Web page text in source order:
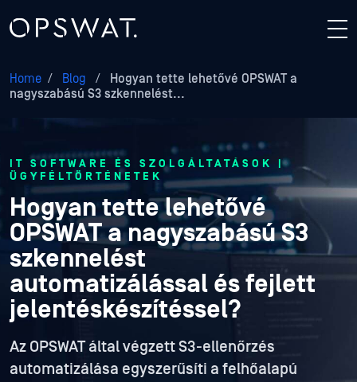
Home / Blog /
Hogyan tette lehetővé OPSWAT a
nagyszabású S3 szkennelést...
IT SOFTWARE ÉS SZOLGÁLTATÁSOK |
ÜGYFÉLTÖRTÉNETEK
Hogyan tette lehetővé
OPSWAT a nagyszabású S3
szkennelést
automatizálással és fejlett
jelentéskészítéssel?
Az OPSWAT által végzett S3-ellenőrzés
automatizálása egyszerűsíti a felhőalapú